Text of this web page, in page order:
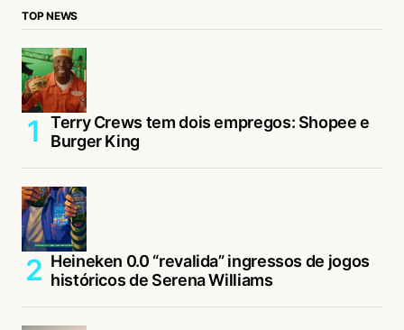
TOP NEWS
Terry Crews tem dois empregos: Shopee e
Burger King
Heineken 0.0 “revalida” ingressos de jogos
históricos de Serena Williams